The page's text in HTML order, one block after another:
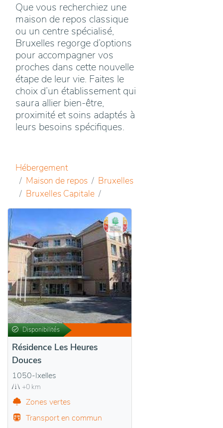
Que vous recherchiez une
maison de repos classique
ou un centre spécialisé,
Bruxelles regorge d’options
pour accompagner vos
proches dans cette nouvelle
étape de leur vie. Faites le
choix d’un établissement qui
saura allier bien-être,
proximité et soins adaptés à
leurs besoins spécifiques.
Hébergement
Maison de repos
Bruxelles
Bruxelles Capitale
Disponibilités
Résidence Les Heures
Douces
1050-Ixelles
+0 km
Zones vertes
Transport en commun